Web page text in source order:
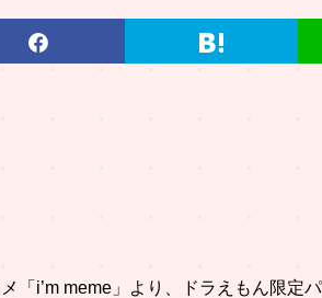
「i’m meme」より、ドラえもん限定